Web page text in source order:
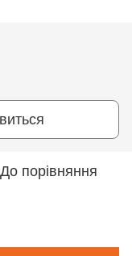
До порівняння